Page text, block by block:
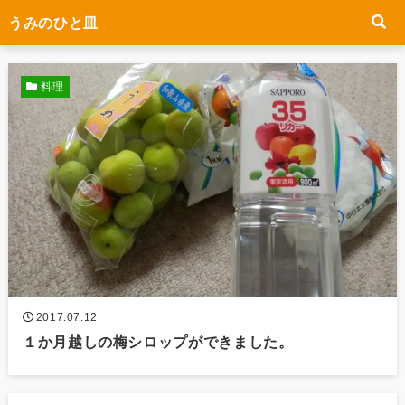
うみのひと皿
2017.07.12
１か月越しの梅シロップができました。
料理